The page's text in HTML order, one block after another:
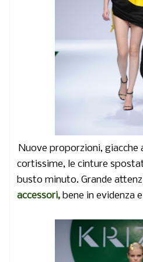
Nuove proporzioni, giacche
cortissime, le cinture
busto minuto. Grande
accessori, bene in evidenza